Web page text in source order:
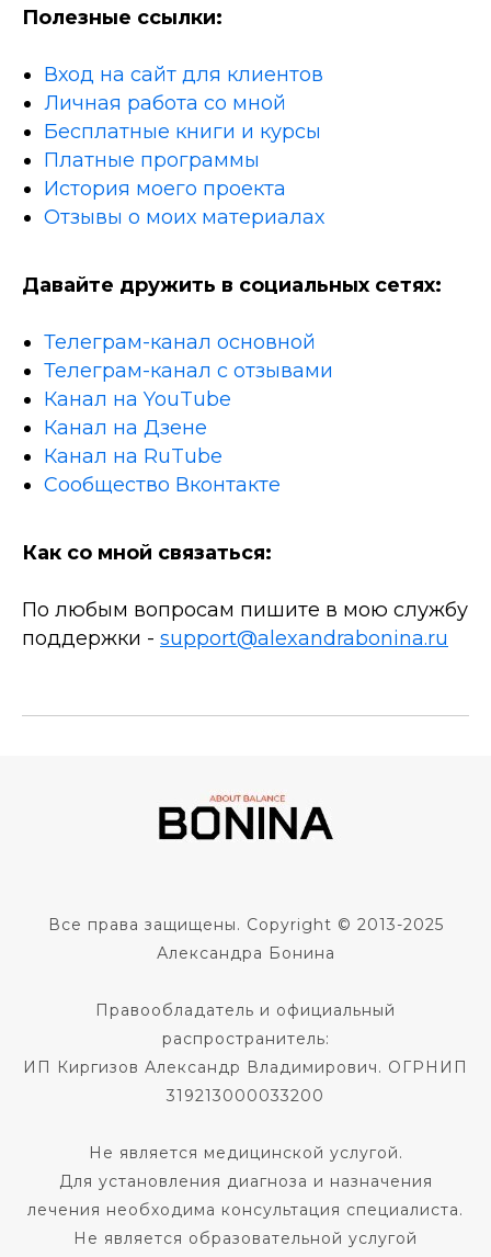
Полезные ссылки:
Вход на сайт для клиентов
Личная работа со мной
Бесплатные книги и курсы
Платные программы
История моего проекта
Отзывы о моих материалах
Давайте дружить в социальных сетях:
Телеграм-канал основной
Телеграм-канал с отзывами
Канал на YouTube
Канал на Дзене
Канал на RuTube
Сообщество Вконтакте
Как со мной связаться:
По любым вопросам пишите в мою службу
поддержки - support@alexandrabonina.ru
Все права защищены. Copyright © 2013-2025
Александра Бонина
Правообладатель и официальный
распространитель:
ИП Киргизов Александр Владимирович. ОГРНИП
319213000033200
Не является медицинской услугой.
Для установления диагноза и назначения
лечения необходима консультация специалиста.
Не является образовательной услугой